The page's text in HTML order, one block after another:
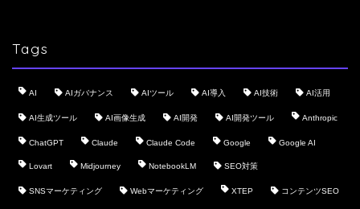
Tags
AI AIガバナンス AIツール AI導入 AI技術 AI活用
AI生成ツール AI画像生成 AI開発 AI開発ツール Anthropic
ChatGPT Claude Claude Code Google Google AI
Lovart Midjourney NotebookLM SEO対策
SNSマーケティング Webマーケティング XTEP コンテンツSEO